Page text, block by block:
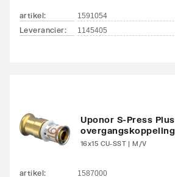
artikel: 1591054
Leverancier: 1145405
Uponor S-Press Plus
overgangskoppeling
16x15 CU-SST | M/V
artikel: 1587000